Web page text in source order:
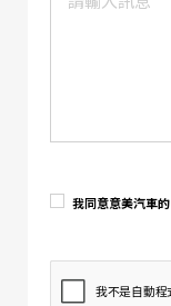
我同意意美汽車的